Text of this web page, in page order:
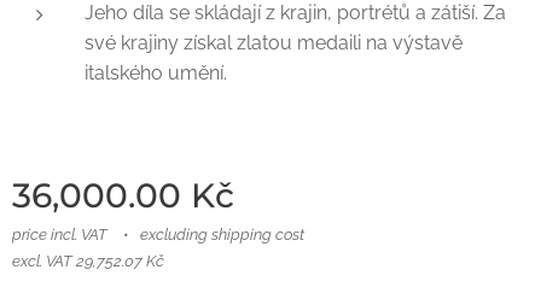
Jeho díla se skládají z krajin, portrétů a zátiší. Za
své krajiny získal zlatou medaili na výstavě
italského umění.
36,000.00 Kč
price incl. VAT
excluding shipping cost
excl. VAT 29,752.07 Kč